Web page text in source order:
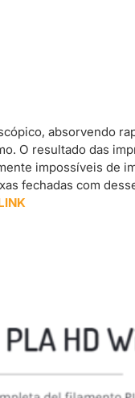
absorvendo
O resultado das
impossíveis de
fechadas com